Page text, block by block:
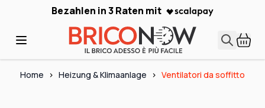
Skip to ContentBezahlen in 3 Raten mit
Home > Heizung & Klimaanlage > Ventilatori da soffitto